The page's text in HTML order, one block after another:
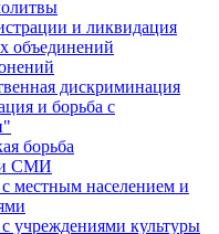
и ликвидация
объединений
дискриминация
и борьба с
борьба
и СМИ
местным населением и
учреждениями культуры